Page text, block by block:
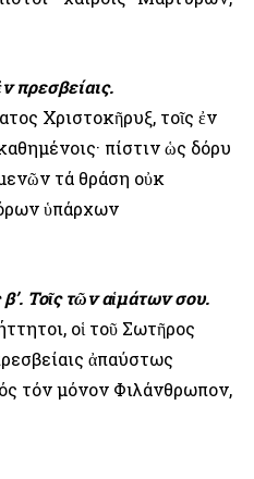
πρεσβείαις.
Χριστοκῆρυξ, τοῖς ἐν
πίστιν ὡς δόρυ
τά θράση οὐκ
ὑπάρχων
Τοῖς τῶν αἱμάτων σου.
οἱ τοῦ Σωτῆρος
ἀπαύστως
τόν μόνον Φιλάνθρωπον,